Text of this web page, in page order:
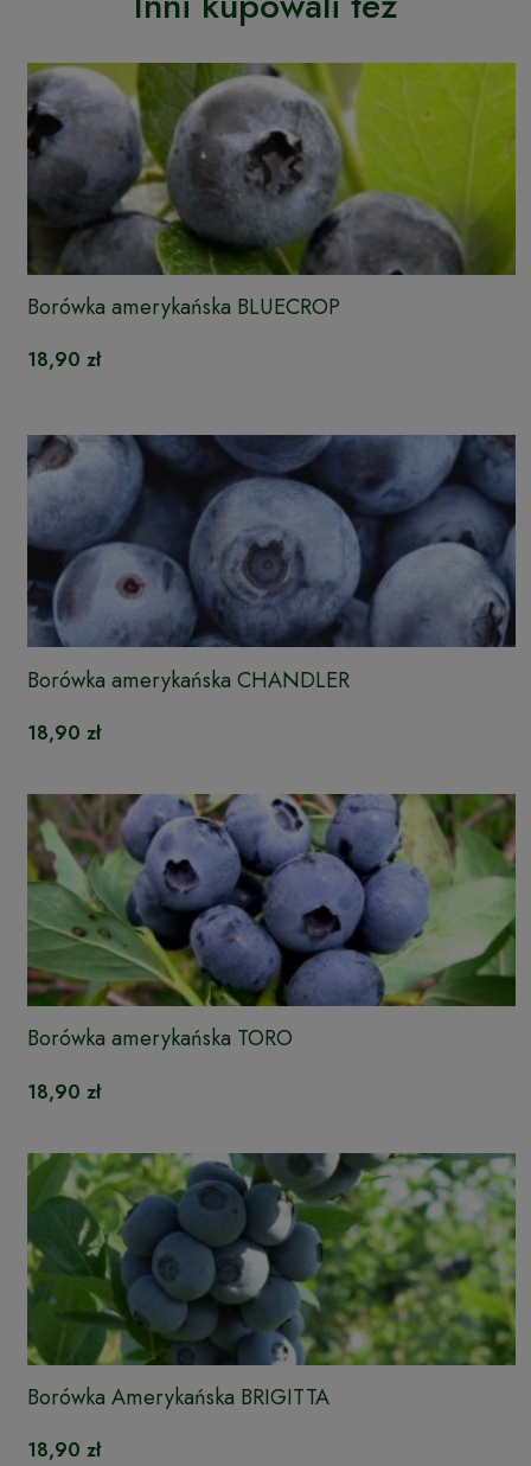
Borówka amerykańska BLUECROP
18,90 zł
Borówka amerykańska CHANDLER
18,90 zł
Borówka amerykańska TORO
18,90 zł
Borówka Amerykańska BRIGITTA
18,90 zł